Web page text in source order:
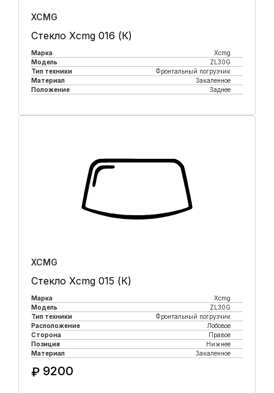
XCMG
Стекло Xcmg 016 (К)
Марка
Xcmg
Модель
ZL30G
Тип техники
Фронтальный погрузчик
Материал
Закаленное
Положение
Заднее
XCMG
Стекло Xcmg 015 (К)
Марка
Xcmg
Модель
ZL30G
Тип техники
Фронтальный погрузчик
Расположение
Лобовое
Сторона
Правое
Позиция
Нижнее
Материал
Закаленное
₽ 9200